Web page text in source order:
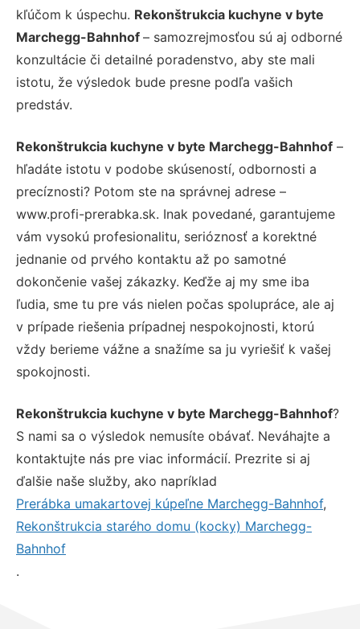
kľúčom k úspechu. Rekonštrukcia kuchyne v byte
Marchegg-Bahnhof – samozrejmosťou sú aj odborné
konzultácie či detailné poradenstvo, aby ste mali
istotu, že výsledok bude presne podľa vašich
predstáv.
Rekonštrukcia kuchyne v byte Marchegg-Bahnhof –
hľadáte istotu v podobe skúseností, odbornosti a
precíznosti? Potom ste na správnej adrese –
www.profi-prerabka.sk. Inak povedané, garantujeme
vám vysokú profesionalitu, serióznosť a korektné
jednanie od prvého kontaktu až po samotné
dokončenie vašej zákazky. Keďže aj my sme iba
ľudia, sme tu pre vás nielen počas spolupráce, ale aj
v prípade riešenia prípadnej nespokojnosti, ktorú
vždy berieme vážne a snažíme sa ju vyriešiť k vašej
spokojnosti.
Rekonštrukcia kuchyne v byte Marchegg-Bahnhof?
S nami sa o výsledok nemusíte obávať. Neváhajte a
kontaktujte nás pre viac informácií. Prezrite si aj
ďalšie naše služby, ako napríklad
Prerábka umakartovej kúpeľne Marchegg-Bahnhof,
Rekonštrukcia starého domu (kocky) Marchegg-
Bahnhof
.